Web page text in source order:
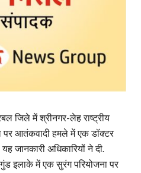
जिले में श्रीनगर-लेह राष्ट्रीय
पर आतंकवादी हमले में एक डॉक्टर
जानकारी अधिकारियों ने दी.
इलाके में एक सुरंग परियोजना पर